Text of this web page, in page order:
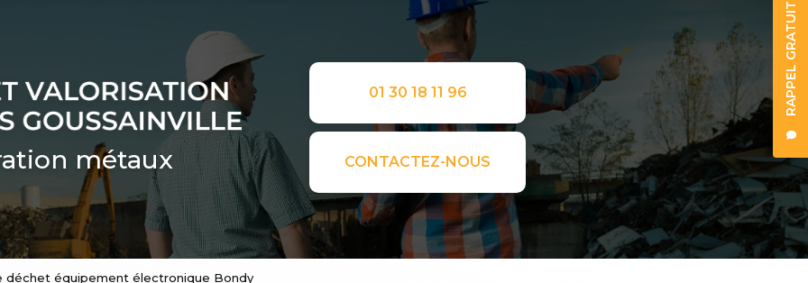
RAPPEL GRATUIT
métaux
01 30 18 11 96
CONTACTEZ-NOUS
déchet équipement électronique Bondy